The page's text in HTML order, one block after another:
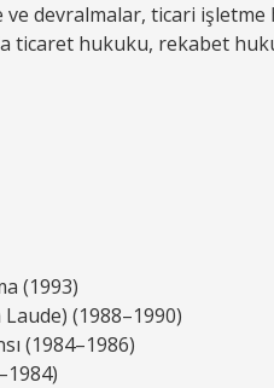
devralmalar, ticari işletme
ticaret hukuku, rekabet
(1993)
(1988–1990)
(1984–1986)